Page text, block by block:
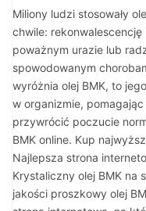
Miliony ludzi stosowały
chwile:
poważnym urazie lub
spowodowanym
wyróżnia olej BMK, to
w organizmie,
przywrócić poczucie
BMK online. Kup
Najlepsza strona
Krystaliczny olej BMK na
jakości proszkowy olej